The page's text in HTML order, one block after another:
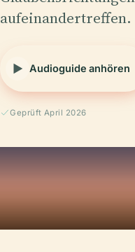
aufeinandertreffen.
Audioguide anhören
Geprüft April 2026